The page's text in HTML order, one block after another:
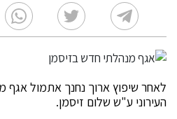
לאחר שיפוץ ארוך נחנך אתמול
העירוני ע"ש שלום זיסמן.